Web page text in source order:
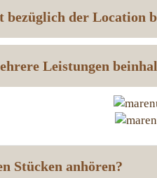
der Location
Leistungen
Stücken anhören?